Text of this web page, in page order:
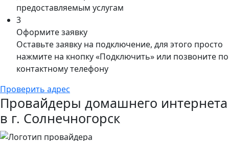
предоставляемым услугам
3
Оформите заявку
Оставьте заявку на подключение, для этого просто
нажмите на кнопку «Подключить» или позвоните по
контактному телефону
Проверить адрес
Провайдеры домашнего интернета
в г. Солнечногорск